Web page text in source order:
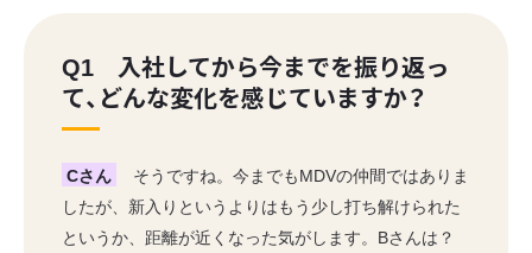
Q1 入社してから今までを振り返っ
て、どんな変化を感じていますか？
Cさん
そうですね。今までもMDVの仲間ではありま
したが、新入りというよりはもう少し打ち解けられた
というか、距離が近くなった気がします。Bさんは？